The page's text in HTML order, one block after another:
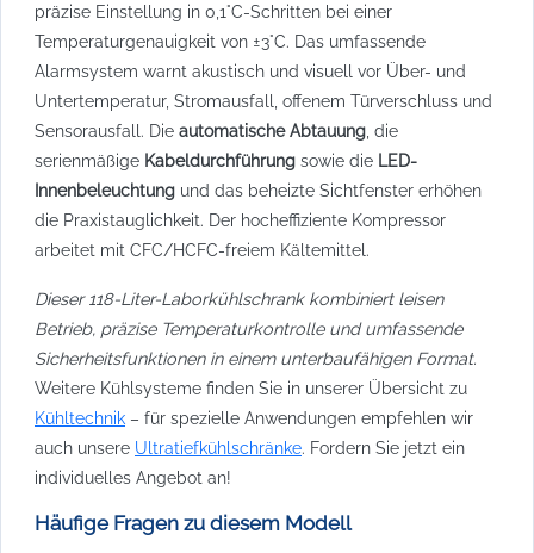
präzise Einstellung in 0,1°C-Schritten bei einer
Temperaturgenauigkeit von ±3°C. Das umfassende
Alarmsystem warnt akustisch und visuell vor Über- und
Untertemperatur, Stromausfall, offenem Türverschluss und
Sensorausfall. Die automatische Abtauung , die
serienmäßige Kabeldurchführung sowie die LED-
Innenbeleuchtung und das beheizte Sichtfenster erhöhen
die Praxistauglichkeit. Der hocheffiziente Kompressor
arbeitet mit CFC/HCFC-freiem Kältemittel.
Dieser 118-Liter-Laborkühlschrank kombiniert leisen
Betrieb, präzise Temperaturkontrolle und umfassende
Sicherheitsfunktionen in einem unterbaufähigen Format.
Weitere Kühlsysteme finden Sie in unserer Übersicht zu
Kühltechnik – für spezielle Anwendungen empfehlen wir
auch unsere Ultratiefkühlschränke. Fordern Sie jetzt ein
individuelles Angebot an!
Häufige Fragen zu diesem Modell